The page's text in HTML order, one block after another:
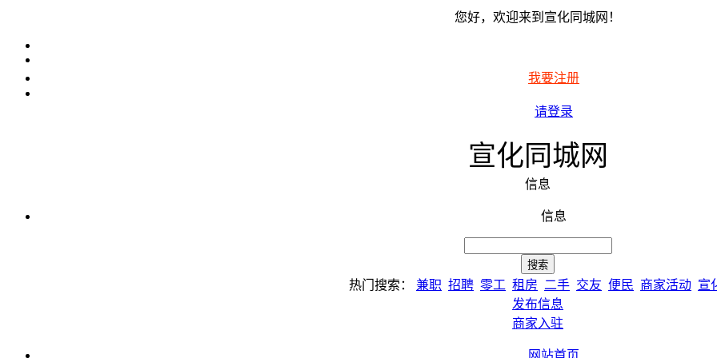
您好，欢迎来到宣化同城网！
我要注册
请登录
宣化同城网
信息
信息
热门搜索： 兼职 招聘 零工 租房 二手 交友 便民 商家活动 宣
发布信息
商家入驻
网站首页